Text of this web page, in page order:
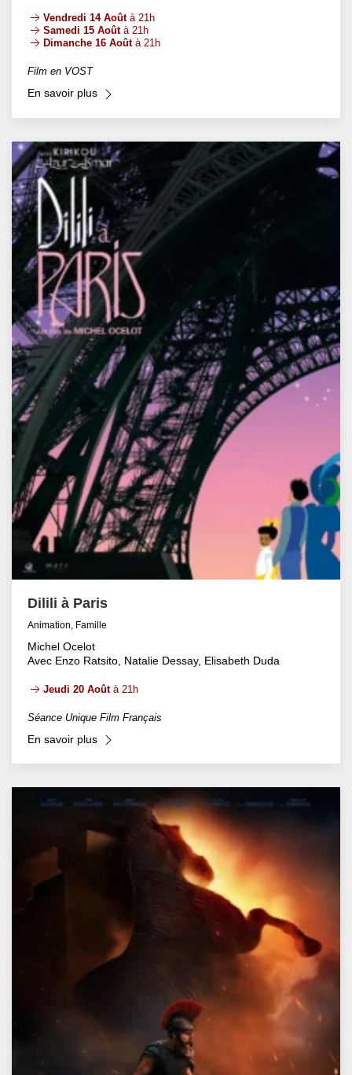
Vendredi 14 Aoûtà 21h
Samedi 15 Aoûtà 21h
Dimanche 16 Aoûtà 21h
Film en VOST
En savoir plus
Dilili à Paris
Animation, Famille
Michel Ocelot
Avec Enzo Ratsito, Natalie Dessay, Elisabeth Duda
Jeudi 20 Aoûtà 21h
Séance Unique Film Français
En savoir plus